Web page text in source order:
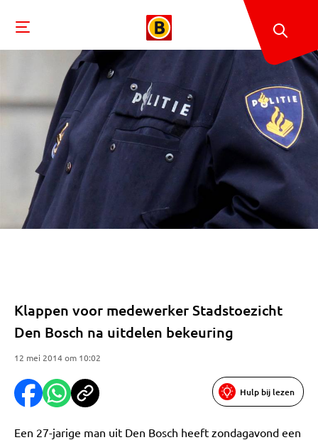
Klappen voor medewerker Stadstoezicht
Den Bosch na uitdelen bekeuring
12 mei 2014 om 10:02
Hulp bij lezen
Een 27-jarige man uit Den Bosch heeft zondagavond een